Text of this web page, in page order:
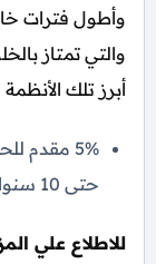
وأطول فترات
والتي تمتاز
أبرز تلك
5% مقدم
حتى 10 سنوات.
للاطلاع علي